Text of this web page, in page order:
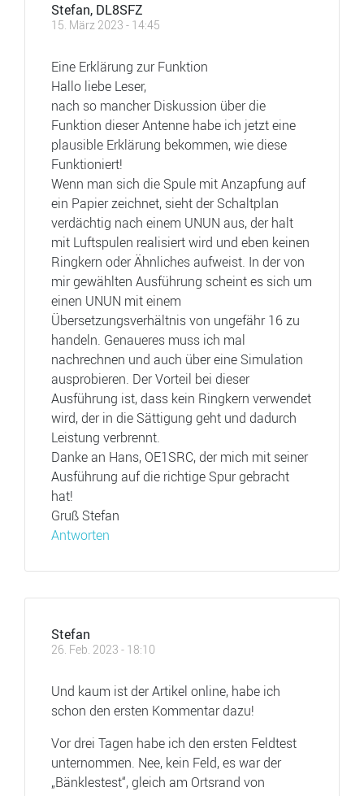
Stefan, DL8SFZ
15. März 2023 - 14:45
Eine Erklärung zur Funktion
Hallo liebe Leser,
nach so mancher Diskussion über die
Funktion dieser Antenne habe ich jetzt eine
plausible Erklärung bekommen, wie diese
Funktioniert!
Wenn man sich die Spule mit Anzapfung auf
ein Papier zeichnet, sieht der Schaltplan
verdächtig nach einem UNUN aus, der halt
mit Luftspulen realisiert wird und eben keinen
Ringkern oder Ähnliches aufweist. In der von
mir gewählten Ausführung scheint es sich um
einen UNUN mit einem
Übersetzungsverhältnis von ungefähr 16 zu
handeln. Genaueres muss ich mal
nachrechnen und auch über eine Simulation
ausprobieren. Der Vorteil bei dieser
Ausführung ist, dass kein Ringkern verwendet
wird, der in die Sättigung geht und dadurch
Leistung verbrennt.
Danke an Hans, OE1SRC, der mich mit seiner
Ausführung auf die richtige Spur gebracht
hat!
Gruß Stefan
Antworten
Stefan
26. Feb. 2023 - 18:10
Und kaum ist der Artikel online, habe ich
schon den ersten Kommentar dazu!
Vor drei Tagen habe ich den ersten Feldtest
unternommen. Nee, kein Feld, es war der
„Bänklestest“, gleich am Ortsrand von